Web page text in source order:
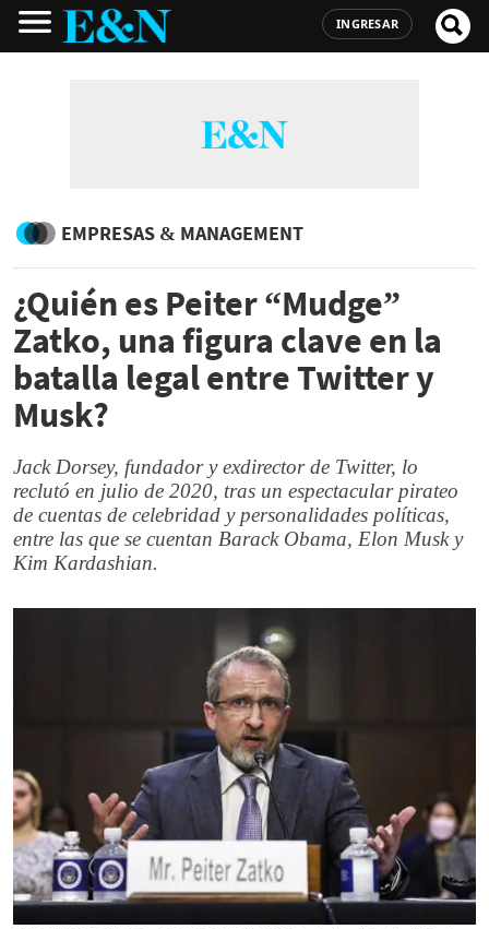
INGRESAR
EMPRESAS & MANAGEMENT
¿Quién es Peiter “Mudge”
Zatko, una figura clave en la
batalla legal entre Twitter y
Musk?
Jack Dorsey, fundador y exdirector de Twitter, lo
reclutó en julio de 2020, tras un espectacular pirateo
de cuentas de celebridad y personalidades políticas,
entre las que se cuentan Barack Obama, Elon Musk y
Kim Kardashian.